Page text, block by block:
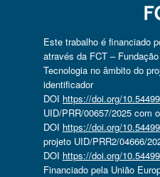
Este trabalho é financiado
através da FCT –
Tecnologia no âmbito do
identificador
DOI https://doi.org/
UID/PRR/00657/2025 com
DOI https://doi.org/
projeto UID/PRR2/04666/
DOI https://doi.org/
Financiado pela União